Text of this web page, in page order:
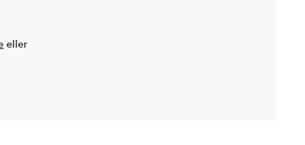
eller